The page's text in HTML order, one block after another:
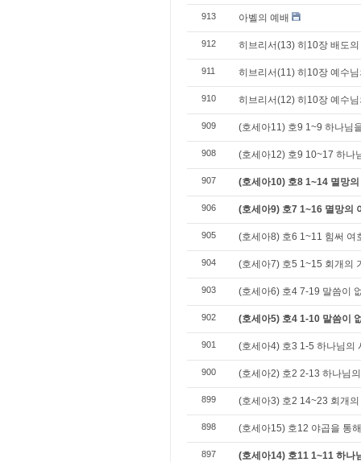
913 아벨의 예배
912 히브리서(13) 히10장 배도
911 히브리서(11) 히10장 예수
910 히브리서(12) 히10장 예수
909 (호세아11) 호9 1~9 하나님
908 (호세아12) 호9 10~17 하나
907 (호세아10) 호8 1~14 멸망
906 (호세아9) 호7 1~16 멸망의
905 (호세아8) 호6 1~11 힘써 여
904 (호세아7) 호5 1~15 회개의
903 (호세아6) 호4 7-19 말씀이
902 (호세아5) 호4 1-10 말씀이
901 (호세아4) 호3 1-5 하나님의
900 (호세아2) 호2 2-13 하나님
899 (호세아3) 호2 14~23 회개
898 (호세아15) 호12 야곱을 통
897 (호세아14) 호11 1~11 하나